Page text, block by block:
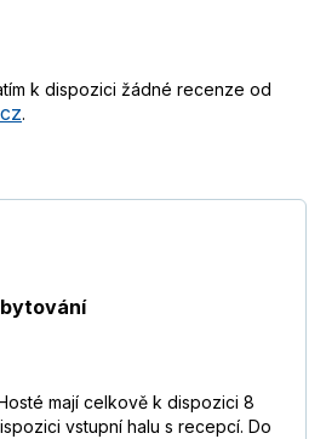
k dispozici žádné recenze od
.
mají celkově k dispozici 8
vstupní halu s recepcí. Do